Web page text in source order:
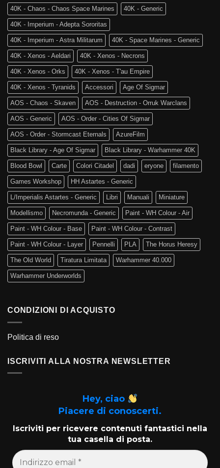
Edizione
di
Age
of
Sigmar
The
Old
World
tra
noi!
40K - Chaos - Chaos Space Marines 40K - Generic
40K - Imperium - Adepta Sororitas
40K - Imperium - Astra Militarum 40K - Space Marines - Generic
40K - Xenos - Aeldari 40K - Xenos - Necrons
40K - Xenos - Orks 40K - Xenos - T'au Empire
40K - Xenos - Tyranids Accessori Age Of Sigmar
AOS - Chaos - Skaven AOS - Destruction - Orruk Warclans
AOS - Generic AOS - Order - Cities Of Sigmar
AOS - Order - Stormcast Eternals AzureFilm
Black Library - Age Of Sigmar Black Library - Warhammer 40K
Blood Bowl Carte Colori Citadel dadi eryone filamento
Games Workshop HH Astartes - Generic
L/Imperialis Astartes - Generic Libri Manuali Miniature
Modellismo Necromunda - Generic Paint - WH Colour - Air
Paint - WH Colour - Base Paint - WH Colour - Contrast
Paint - WH Colour - Layer Pennelli PLA The Horus Heresy
The Old World Tiratura Limitata Warhammer 40.000
Warhammer Underworlds
CONDIZIONI DI ACQUISTO
Politica di reso
ISCRIVITI ALLA NOSTRA NEWSLETTER
Hey, ciao
Piacere di conoscerti.
Iscriviti per ricevere contenuti fantastici nella
tua casella di posta.